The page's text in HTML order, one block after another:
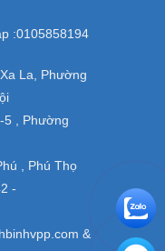
Hà
Đồng
Hà
Bình
:0105858194
La, Phường
5 , Phường
, Phú Thọ
-
&